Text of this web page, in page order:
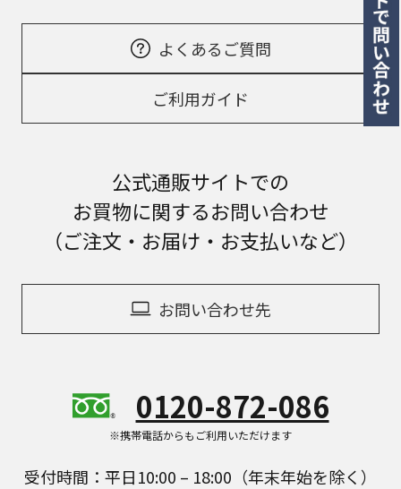
よくあるご質問
ご利用ガイド
公式通販サイトでの
お買物に関するお問い合わせ
（ご注文・お届け・お支払いなど）
お問い合わせ先
0120-872-086
※携帯電話からもご利用いただけます
受付時間：平日10:00 – 18:00（年末年始を除く）